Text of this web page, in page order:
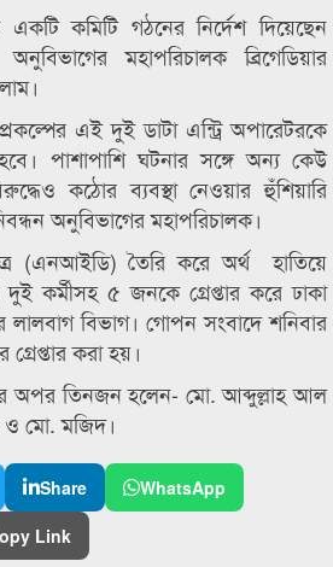
কমিটি গঠনের নির্দেশ দিয়েছেন
মহাপরিচালক ব্রিগেডিয়ার
এই দুই ডাটা এন্ট্রি অপারেটরকে
হবে। পাশাপাশি ঘটনার সঙ্গে অন্য কেউ
কঠোর ব্যবস্থা নেওয়ার হুঁশিয়ারি
অনুবিভাগের মহাপরিচালক।
(এনআইডি) তৈরি করে অর্থ হাতিয়ে
কর্মীসহ ৫ জনকে গ্রেপ্তার করে ঢাকা
লালবাগ বিভাগ। গোপন সংবাদে শনিবার
করা হয়।
অপর তিনজন হলেন- মো. আব্দুল্লাহ আল
মো. মজিদ।
Share
WhatsApp
Link